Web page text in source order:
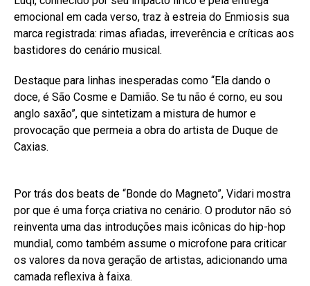
emocional em cada verso, traz à estreia do Enmiosis sua
marca registrada: rimas afiadas, irreverência e críticas aos
bastidores do cenário musical.
Destaque para linhas inesperadas como “Ela dando o
doce, é São Cosme e Damião. Se tu não é corno, eu sou
anglo saxão”, que sintetizam a mistura de humor e
provocação que permeia a obra do artista de Duque de
Caxias.
Por trás dos beats de “Bonde do Magneto”, Vidari mostra
por que é uma força criativa no cenário. O produtor não só
reinventa uma das introduções mais icônicas do hip-hop
mundial, como também assume o microfone para criticar
os valores da nova geração de artistas, adicionando uma
camada reflexiva à faixa.